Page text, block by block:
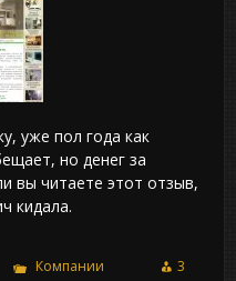
уже пол года как
но денег за
вы читаете этот отзыв,
кидала.
Компании 3